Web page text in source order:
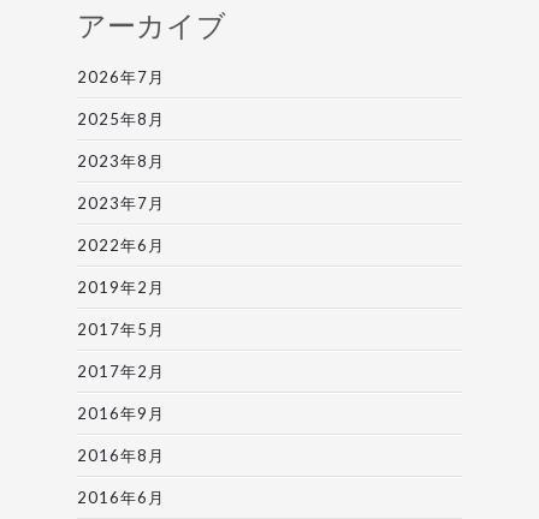
アーカイブ
2026年7月
2025年8月
2023年8月
2023年7月
2022年6月
2019年2月
2017年5月
2017年2月
2016年9月
2016年8月
2016年6月